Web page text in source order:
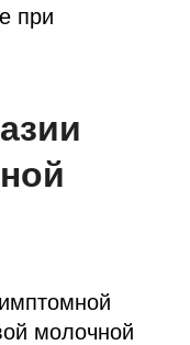
при
молочной